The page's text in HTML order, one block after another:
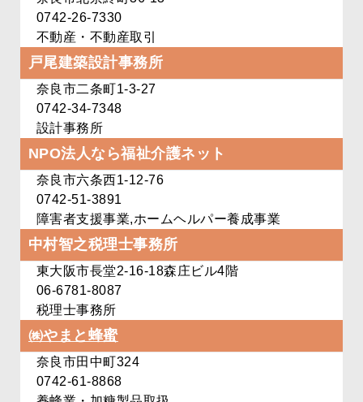
0742-26-7330
不動産・不動産取引
戸尾建築設計事務所
奈良市二条町1-3-27
0742-34-7348
設計事務所
NPO法人なら福祉介護ネット
奈良市六条西1-12-76
0742-51-3891
障害者支援事業,ホームヘルパー養成事業
中村智之税理士事務所
東大阪市長堂2-16-18森庄ビル4階
06-6781-8087
税理士事務所
㈱やまと蜂蜜
奈良市田中町324
0742-61-8868